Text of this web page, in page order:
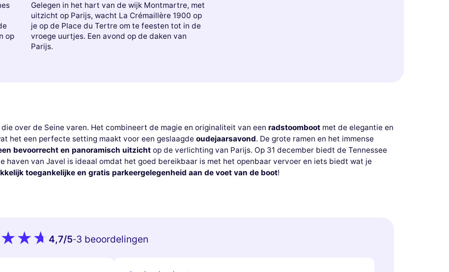
op
Gelegen in het hart van de wijk Montmartre, met
uitzicht op Parijs, wacht La Crémaillère 1900 op
je op de Place du Tertre om te feesten tot in de
vroege uurtjes. Een avond op de daken van
Parijs.
over de Seine varen. Het combineert de magie en originaliteit van een radstoomboot met de elegantie en
het een perfecte setting maakt voor een geslaagde oudejaarsavond. De grote ramen en het immense
bevoorrecht en panoramisch uitzicht op de verlichting van Parijs. Op 31 december biedt de Tennessee
haven van Javel is ideaal omdat het goed bereikbaar is met het openbaar vervoer en iets biedt wat je
toegankelijke en gratis parkeergelegenheid aan de voet van de boot!
4,7/5-3 beoordelingen